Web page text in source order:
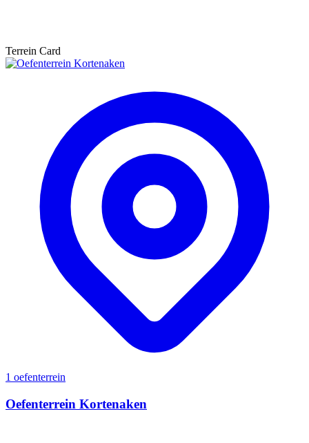
Terrein Card
1 oefenterrein
Oefenterrein Kortenaken